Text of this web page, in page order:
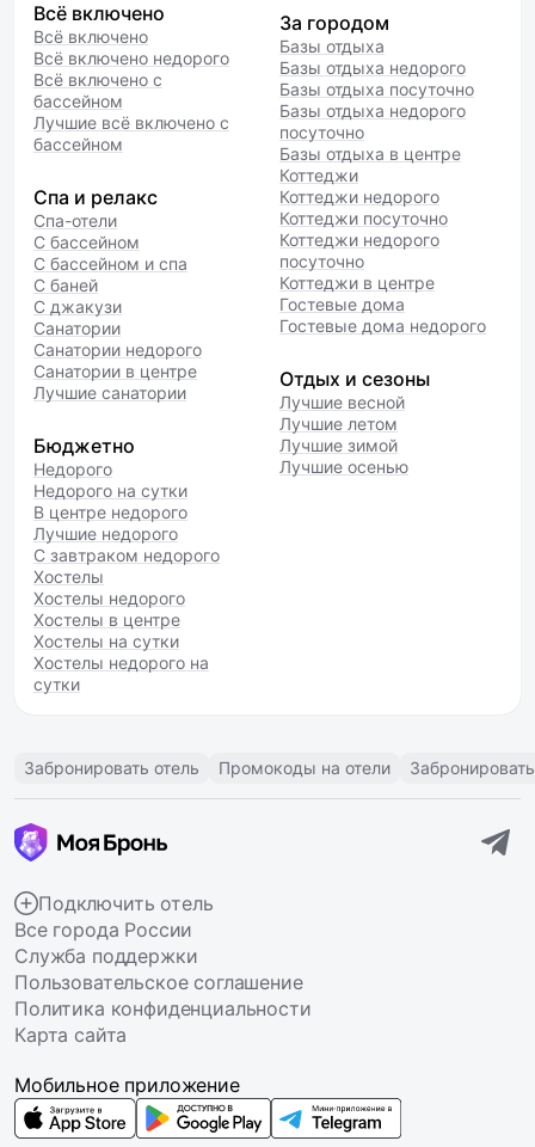
Всё включено
Всё включено
Всё включено недорого
Всё включено с
бассейном
Лучшие всё включено с
бассейном
Спа и релакс
Спа-отели
С бассейном
С бассейном и спа
С баней
С джакузи
Санатории
Санатории недорого
Санатории в центре
Лучшие санатории
Бюджетно
Недорого
Недорого на сутки
В центре недорого
Лучшие недорого
С завтраком недорого
Хостелы
Хостелы недорого
Хостелы в центре
Хостелы на сутки
Хостелы недорого на
сутки
За городом
Базы отдыха
Базы отдыха недорого
Базы отдыха посуточно
Базы отдыха недорого
посуточно
Базы отдыха в центре
Коттеджи
Коттеджи недорого
Коттеджи посуточно
Коттеджи недорого
посуточно
Коттеджи в центре
Гостевые дома
Гостевые дома недорого
Отдых и сезоны
Лучшие весной
Лучшие летом
Лучшие зимой
Лучшие осенью
Забронировать отель Промокоды на отели
Подключить отель
Все города России
Служба поддержки
Пользовательское соглашение
Политика конфиденциальности
Карта сайта
Мобильное приложение